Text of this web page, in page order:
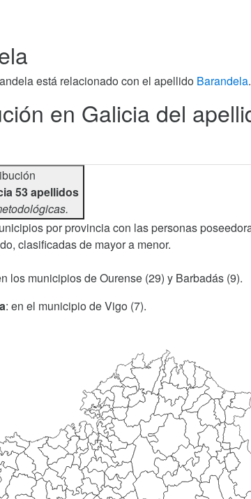
está relacionado con el apellido Barandela.
en Galicia del
53 apellidos
por provincia con las personas
clasificadas de mayor a menor.
los municipios de Ourense (29) y Barbadás (9).
: en el municipio de Vigo (7).